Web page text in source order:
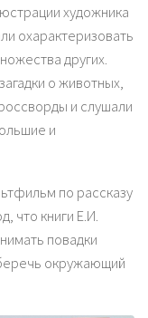
художника
охарактеризовать
других.
о животных,
и слушали
и
по рассказу
что книги Е.И.
повадки
окружающий